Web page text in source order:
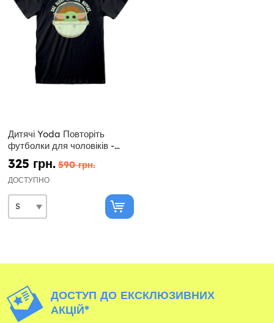
Дитячі Yoda Повторіть
футболки для чоловіків -
мандалорская Star Wars
325 грн. 590 грн.
ДОСТУПНО
ДОСТУП ДО ЕКСКЛЮЗИВНИХ
АКЦІЙ*